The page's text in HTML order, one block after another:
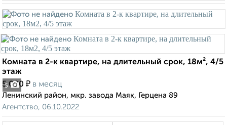
5
Комната в 2-к квартире, на длительный срок, 18м², 4/5
этаж
5 000 ₽ в месяц
Ленинский район, мкр. завода Маяк, Герцена 89
Агентство, 06.10.2022